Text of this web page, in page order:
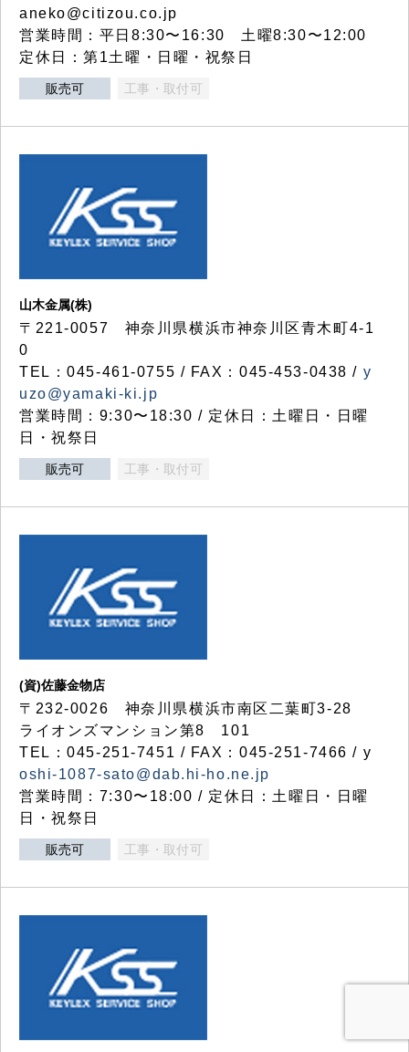
aneko@citizou.co.jp
営業時間：平日8:30〜16:30 土曜8:30〜12:00
定休日：第1土曜・日曜・祝祭日
販売可 工事・取付可
山木金属(株)
〒221-0057 神奈川県横浜市神奈川区青木町4-1
0
TEL：045-461-0755 / FAX：045-453-0438 / y
uzo@yamaki-ki.jp
営業時間：9:30〜18:30 / 定休日：土曜日・日曜
日・祝祭日
販売可 工事・取付可
(資)佐藤金物店
〒232-0026 神奈川県横浜市南区二葉町3-28
ライオンズマンション第8 101
TEL：045-251-7451 / FAX：045-251-7466 / y
oshi-1087-sato@dab.hi-ho.ne.jp
営業時間：7:30〜18:00 / 定休日：土曜日・日曜
日・祝祭日
販売可 工事・取付可